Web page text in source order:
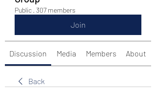
Public · 307 members
Join
Discussion Media Members About
Back